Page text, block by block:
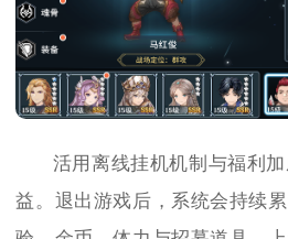
活用离线挂机机制与福利
益。退出游戏后，系统会持续